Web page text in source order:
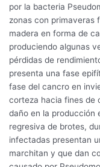
por la bacteria
zonas con primaveras
madera en forma de
produciendo algunas
pérdidas de
presenta una fase
fase del cancro en
corteza hacia fines de
daño en la producción
regresiva de brotes,
infectadas presentan
marchitan y que dan